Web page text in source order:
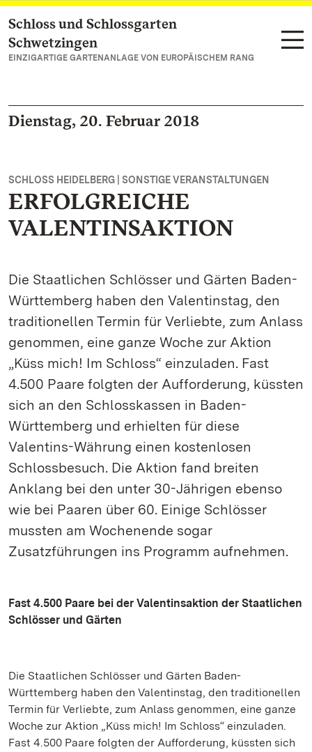
Zum Hauptinhalt springen
Schloss und Schlossgarten
Schwetzingen
EINZIGARTIGE GARTENANLAGE VON EUROPÄISCHEM RANG
Dienstag, 20. Februar 2018
SCHLOSS HEIDELBERG | SONSTIGE VERANSTALTUNGEN
ERFOLGREICHE
VALENTINSAKTION
Die Staatlichen Schlösser und Gärten Baden-
Württemberg haben den Valentinstag, den
traditionellen Termin für Verliebte, zum Anlass
genommen, eine ganze Woche zur Aktion
„Küss mich! Im Schloss“ einzuladen. Fast
4.500 Paare folgten der Aufforderung, küssten
sich an den Schlosskassen in Baden-
Württemberg und erhielten für diese
Valentins-Währung einen kostenlosen
Schlossbesuch. Die Aktion fand breiten
Anklang bei den unter 30-Jährigen ebenso
wie bei Paaren über 60. Einige Schlösser
mussten am Wochenende sogar
Zusatzführungen ins Programm aufnehmen.
Fast 4.500 Paare bei der Valentinsaktion der Staatlichen
Schlösser und Gärten
Die Staatlichen Schlösser und Gärten Baden-
Württemberg haben den Valentinstag, den traditionellen
Termin für Verliebte, zum Anlass genommen, eine ganze
Woche zur Aktion „Küss mich! Im Schloss“ einzuladen.
Fast 4.500 Paare folgten der Aufforderung, küssten sich